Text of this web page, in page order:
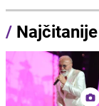
/ Najčitanije